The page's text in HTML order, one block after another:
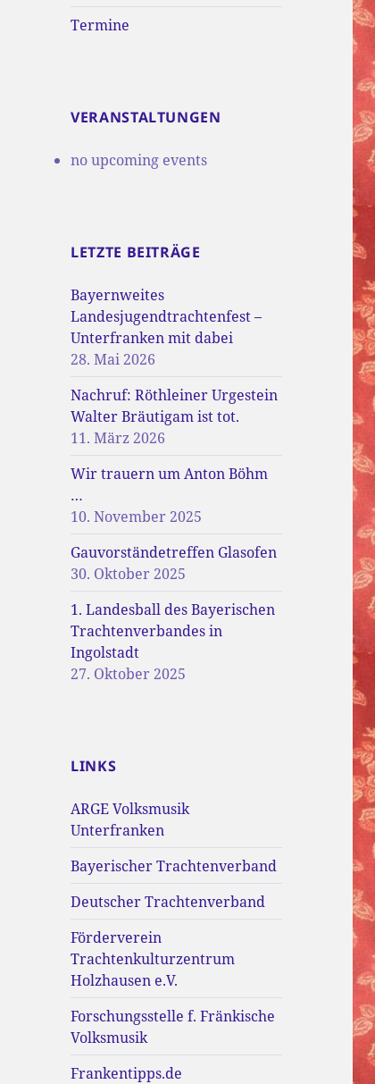
Termine
VERANSTALTUNGEN
no upcoming events
LETZTE BEITRÄGE
Bayernweites
Landesjugendtrachtenfest –
Unterfranken mit dabei
28. Mai 2026
Nachruf: Röthleiner Urgestein
Walter Bräutigam ist tot.
11. März 2026
Wir trauern um Anton Böhm
…
10. November 2025
Gauvorständetreffen Glasofen
30. Oktober 2025
1. Landesball des Bayerischen
Trachtenverbandes in
Ingolstadt
27. Oktober 2025
LINKS
ARGE Volksmusik
Unterfranken
Bayerischer Trachtenverband
Deutscher Trachtenverband
Förderverein
Trachtenkulturzentrum
Holzhausen e.V.
Forschungsstelle f. Fränkische
Volksmusik
Frankentipps.de